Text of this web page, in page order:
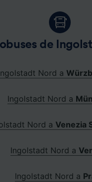
de
Nord a
Ingolstadt Nord a
Nord a Venezia
Ingolstadt Nord a
Ingolstadt Nord a